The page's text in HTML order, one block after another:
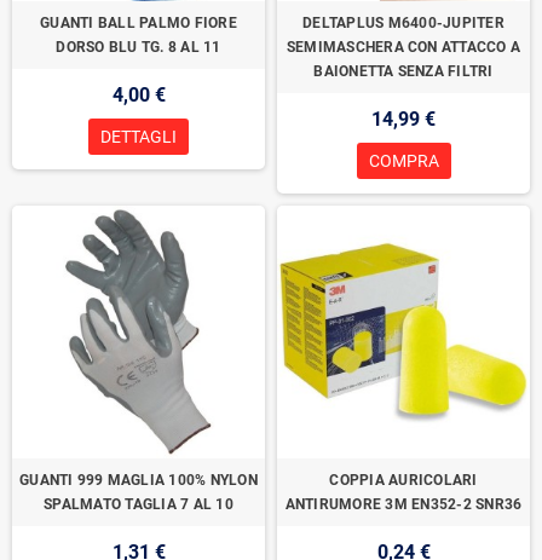
GUANTI BALL PALMO FIORE
DORSO BLU TG. 8 AL 11
4,00 €
DETTAGLI
DELTAPLUS M6400-JUPITER
SEMIMASCHERA CON ATTACCO A
BAIONETTA SENZA FILTRI
14,99 €
COMPRA
GUANTI 999 MAGLIA 100% NYLON
SPALMATO TAGLIA 7 AL 10
1,31 €
COPPIA AURICOLARI
ANTIRUMORE 3M EN352-2 SNR36
0,24 €